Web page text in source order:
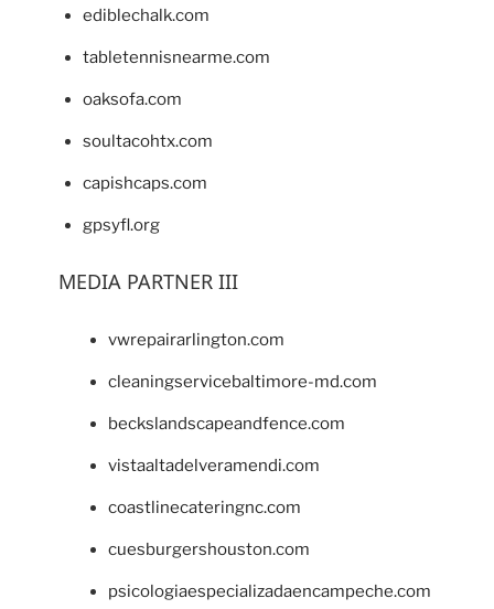
ediblechalk.com
tabletennisnearme.com
oaksofa.com
soultacohtx.com
capishcaps.com
gpsyfl.org
MEDIA PARTNER III
vwrepairarlington.com
cleaningservicebaltimore-md.com
beckslandscapeandfence.com
vistaaltadelveramendi.com
coastlinecateringnc.com
cuesburgershouston.com
psicologiaespecializadaencampeche.com